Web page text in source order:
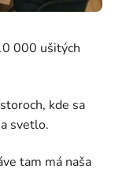
000 ušitých
kde sa
svetlo.
tam má naša